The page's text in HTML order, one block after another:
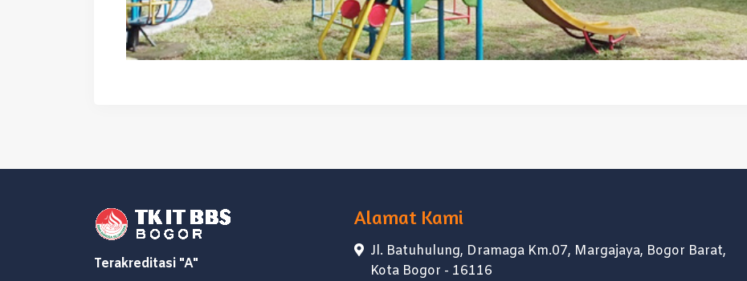
Terakreditasi "A"
Alamat Kami
Jl. Batuhulung, Dramaga Km.07, Margajaya, Bogor Barat,
Kota Bogor - 16116